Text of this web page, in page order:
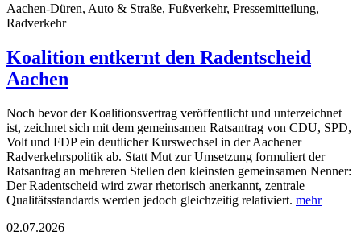
Aachen-Düren, Auto & Straße, Fußverkehr, Pressemitteilung,
Radverkehr
Koalition entkernt den Radentscheid
Aachen
Noch bevor der Koalitionsvertrag veröffentlicht und unterzeichnet
ist, zeichnet sich mit dem gemeinsamen Ratsantrag von CDU, SPD,
Volt und FDP ein deutlicher Kurswechsel in der Aachener
Radverkehrspolitik ab. Statt Mut zur Umsetzung formuliert der
Ratsantrag an mehreren Stellen den kleinsten gemeinsamen Nenner:
Der Radentscheid wird zwar rhetorisch anerkannt, zentrale
Qualitätsstandards werden jedoch gleichzeitig relativiert. mehr
02.07.2026